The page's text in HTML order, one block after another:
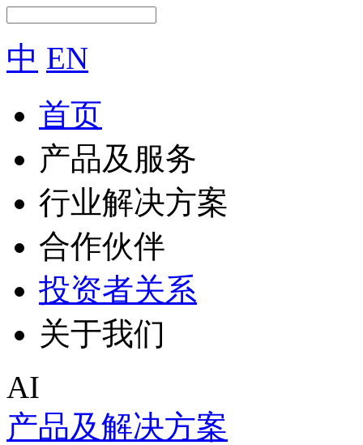
中 EN
首页
产品及服务
行业解决方案
合作伙伴
投资者关系
关于我们
AI
产品及解决方案